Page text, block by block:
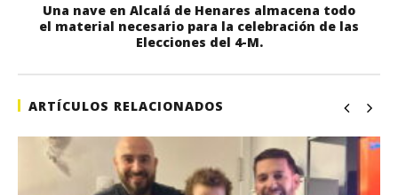
Una nave en Alcalá de Henares almacena todo
el material necesario para la celebración de las
Elecciones del 4-M.
ARTÍCULOS RELACIONADOS